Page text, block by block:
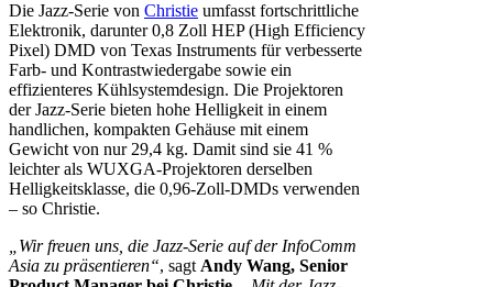
Die Jazz-Serie von Christie umfasst fortschrittliche
Elektronik, darunter 0,8 Zoll HEP (High Efficiency
Pixel) DMD von Texas Instruments für verbesserte
Farb- und Kontrastwiedergabe sowie ein
effizienteres Kühlsystemdesign. Die Projektoren
der Jazz-Serie bieten hohe Helligkeit in einem
handlichen, kompakten Gehäuse mit einem
Gewicht von nur 29,4 kg. Damit sind sie 41 %
leichter als WUXGA-Projektoren derselben
Helligkeitsklasse, die 0,96-Zoll-DMDs verwenden
– so Christie.
„Wir freuen uns, die Jazz-Serie auf der InfoComm
Asia zu präsentieren“, sagt Andy Wang, Senior